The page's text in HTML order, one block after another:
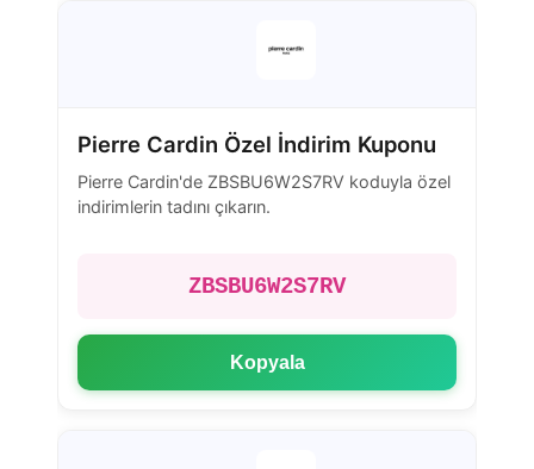
Pierre Cardin Özel İndirim Kuponu
Pierre Cardin'de ZBSBU6W2S7RV koduyla özel
indirimlerin tadını çıkarın.
ZBSBU6W2S7RV
Kopyala